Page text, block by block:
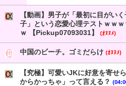
【動画】男子が「最初に目がい
子」という恋愛心理テストｗｗ
ｗ 【Pickup07093031】
(ｵﾇﾇﾒ)
中国のビーチ。ゴミだらけ (ｵﾇﾇﾒ)
【究極】可愛いJKに好意を寄せ
からかっちゃ」って言える？